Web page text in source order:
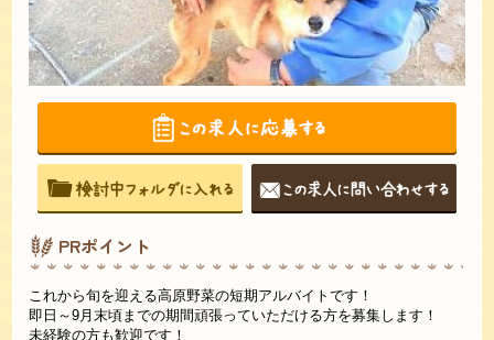
PRポイント
これから旬を迎える高原野菜の短期アルバイトです！
即日～9月末頃までの期間頑張っていただける方を募集します！
未経験の方も歓迎です！